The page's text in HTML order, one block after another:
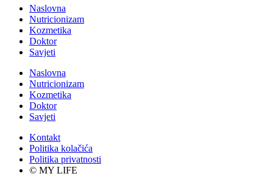
Naslovna
Nutricionizam
Kozmetika
Doktor
Savjeti
Naslovna
Nutricionizam
Kozmetika
Doktor
Savjeti
Kontakt
Politika kolačića
Politika privatnosti
© MY LIFE